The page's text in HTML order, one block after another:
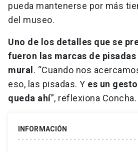
pueda mantenerse por más
del museo.
Uno de los detalles que se
fueron las marcas de pisadas
mural . “Cuando nos
eso, las pisadas. Y es un
queda ahí”, reflexiona Concha.
INFORMACIÓN